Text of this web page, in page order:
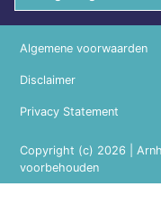
Copyright (c) 2026 |
voorbehouden
Algemene voorwaarden
Disclaimer
Privacy Statement